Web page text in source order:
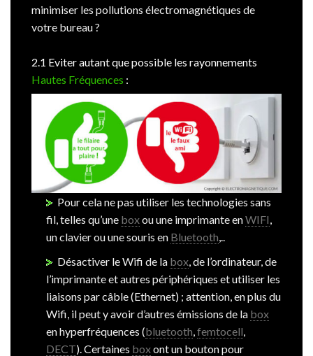
minimiser les pollutions électromagnétiques de
votre bureau ?
2.1 Eviter autant que possible les rayonnements
Hautes Fréquences :
Pour cela ne pas utiliser les technologies sans
fil, telles qu’une boxou une imprimante enWIFI,
un clavier ou une souris en Bluetooth,..
Désactiver le Wifi de la box, de l’ordinateur, de
l’imprimante et autres périphériques et utiliser les
liaisons par câble (Ethernet) ; attention, en plus du
Wifi, il peut y avoir d’autres émissions de la box
en hyperfréquences (bluetooth,femtocell,
DECT). Certaines boxont un bouton pour